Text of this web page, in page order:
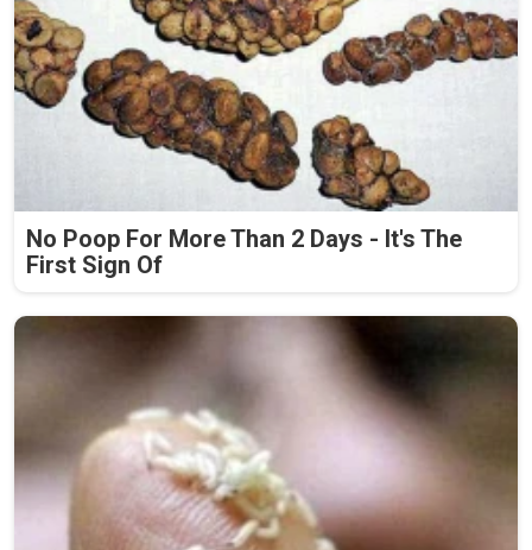
No Poop For More Than 2 Days - It's The
First Sign Of